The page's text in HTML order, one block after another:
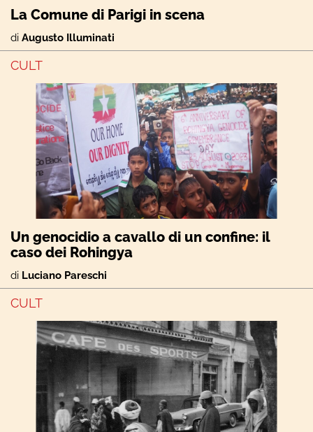
La Comune di Parigi in scena
di Augusto Illuminati
CULT
Un genocidio a cavallo di un confine: il
caso dei Rohingya
di Luciano Pareschi
CULT